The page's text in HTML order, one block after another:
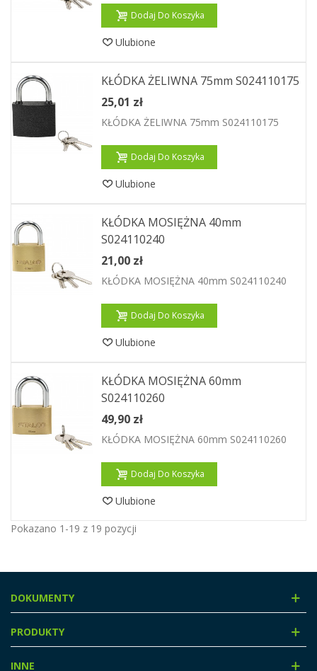
Dodaj Do Koszyka
Ulubione
KŁÓDKA ŻELIWNA 75mm S024110175
25,01 zł
KŁÓDKA ŻELIWNA 75mm S024110175
Dodaj Do Koszyka
Ulubione
KŁÓDKA MOSIĘŻNA 40mm
S024110240
21,00 zł
KŁÓDKA MOSIĘŻNA 40mm S024110240
Dodaj Do Koszyka
Ulubione
KŁÓDKA MOSIĘŻNA 60mm
S024110260
49,90 zł
KŁÓDKA MOSIĘŻNA 60mm S024110260
Dodaj Do Koszyka
Ulubione
Pokazano 1-19 z 19 pozycji
DOKUMENTY
PRODUKTY
INNE